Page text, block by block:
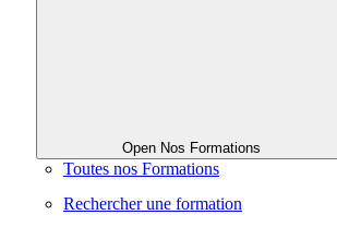
Open Nos Formations
Toutes nos Formations
Rechercher une formation